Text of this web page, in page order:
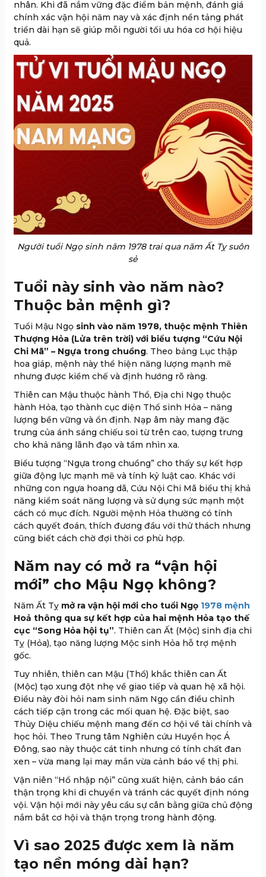
nhân. Khi đã nắm vững đặc điểm bản mệnh, đánh giá
chính xác vận hội năm nay và xác định nền tảng phát
triển dài hạn sẽ giúp mỗi người tối ưu hóa cơ hội hiệu
quả.
Người tuổi Ngọ sinh năm 1978 trai qua năm Ất Tỵ suôn
sẻ
Tuổi này sinh vào năm nào?
Thuộc bản mệnh gì?
Tuổi Mậu Ngọ sinh vào năm 1978, thuộc mệnh Thiên
Thượng Hỏa (Lửa trên trời) với biểu tượng “Cứu Nội
Chi Mã” – Ngựa trong chuồng. Theo bảng Lục thập
hoa giáp, mệnh này thể hiện năng lượng mạnh mẽ
nhưng được kiềm chế và định hướng rõ ràng.
Thiên can Mậu thuộc hành Thổ, Địa chi Ngọ thuộc
hành Hỏa, tạo thành cục diện Thổ sinh Hỏa – năng
lượng bền vững và ổn định. Nạp âm này mang đặc
trưng của ánh sáng chiếu soi từ trên cao, tượng trưng
cho khả năng lãnh đạo và tầm nhìn xa.
Biểu tượng “Ngựa trong chuồng” cho thấy sự kết hợp
giữa động lực mạnh mẽ và tính kỷ luật cao. Khác với
những con ngựa hoang dã, Cứu Nội Chi Mã biểu thị khả
năng kiểm soát năng lượng và sử dụng sức mạnh một
cách có mục đích. Người mệnh Hỏa thường có tính
cách quyết đoán, thích đương đầu với thử thách nhưng
cũng biết cách chờ đợi thời cơ phù hợp.
Năm nay có mở ra “vận hội
mới” cho Mậu Ngọ không?
Năm Ất Tỵ mở ra vận hội mới cho tuổi Ngọ 1978 mệnh
Hoả thông qua sự kết hợp của hai mệnh Hỏa tạo thế
cục “Song Hỏa hội tụ”. Thiên can Ất (Mộc) sinh địa chi
Tỵ (Hỏa), tạo năng lượng Mộc sinh Hỏa hỗ trợ mệnh
gốc.
Tuy nhiên, thiên can Mậu (Thổ) khắc thiên can Ất
(Mộc) tạo xung đột nhẹ về giao tiếp và quan hệ xã hội.
Điều này đòi hỏi nam sinh năm Ngọ cần điều chỉnh
cách tiếp cận trong các mối quan hệ. Đặc biệt, sao
Thủy Diệu chiếu mệnh mang đến cơ hội về tài chính và
học hỏi. Theo Trung tâm Nghiên cứu Huyền học Á
Đông, sao này thuộc cát tinh nhưng có tính chất đan
xen – vừa mang lại may mắn vừa cảnh báo về thị phi.
Vận niên “Hổ nhập nội” cũng xuất hiện, cảnh báo cần
thận trọng khi di chuyển và tránh các quyết định nóng
vội. Vận hội mới này yêu cầu sự cân bằng giữa chủ động
nắm bắt cơ hội và thận trọng trong hành động.
Vì sao 2025 được xem là năm
tạo nền móng dài hạn?